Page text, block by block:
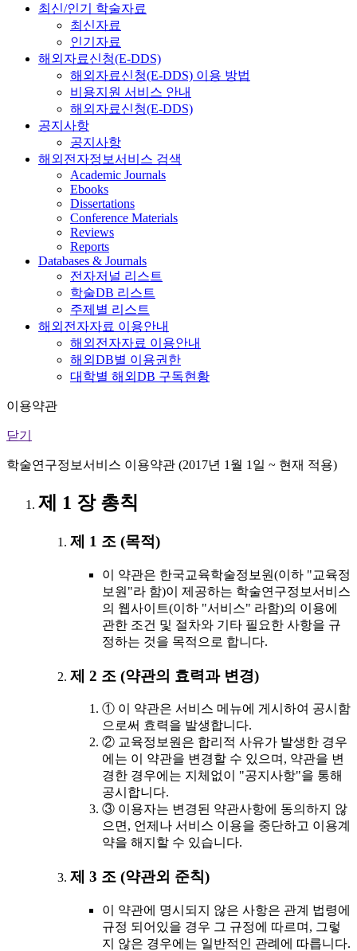
최신/인기 학술자료
최신자료
인기자료
해외자료신청(E-DDS)
해외자료신청(E-DDS) 이용 방법
비용지원 서비스 안내
해외자료신청(E-DDS)
공지사항
공지사항
해외전자정보서비스 검색
Academic Journals
Ebooks
Dissertations
Conference Materials
Reviews
Reports
Databases & Journals
전자저널 리스트
학술DB 리스트
주제별 리스트
해외전자자료 이용안내
해외전자자료 이용안내
해외DB별 이용권한
대학별 해외DB 구독현황
이용약관
닫기
학술연구정보서비스 이용약관 (2017년 1월 1일 ~ 현재 적용)
제 1 장 총칙
제 1 조 (목적)
이 약관은 한국교육학술정보원(이하 "교육정
보원"라 함)이 제공하는 학술연구정보서비스
의 웹사이트(이하 "서비스" 라함)의 이용에
관한 조건 및 절차와 기타 필요한 사항을 규
정하는 것을 목적으로 합니다.
제 2 조 (약관의 효력과 변경)
① 이 약관은 서비스 메뉴에 게시하여 공시함
으로써 효력을 발생합니다.
② 교육정보원은 합리적 사유가 발생한 경우
에는 이 약관을 변경할 수 있으며, 약관을 변
경한 경우에는 지체없이 "공지사항"을 통해
공시합니다.
③ 이용자는 변경된 약관사항에 동의하지 않
으면, 언제나 서비스 이용을 중단하고 이용계
약을 해지할 수 있습니다.
제 3 조 (약관외 준칙)
이 약관에 명시되지 않은 사항은 관계 법령에
규정 되어있을 경우 그 규정에 따르며, 그렇
지 않은 경우에는 일반적인 관례에 따릅니다.